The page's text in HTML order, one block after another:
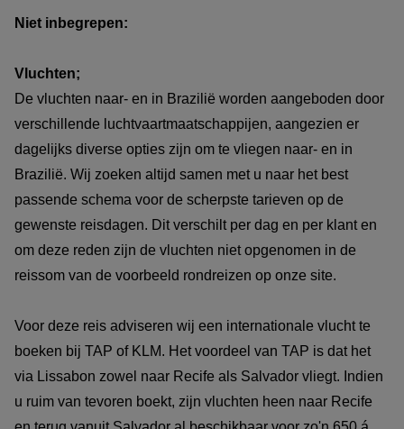
Niet inbegrepen:
Vluchten;
De vluchten naar- en in Brazilië worden aangeboden door
verschillende luchtvaartmaatschappijen, aangezien er
dagelijks diverse opties zijn om te vliegen naar- en in
Brazilië. Wij zoeken altijd samen met u naar het best
passende schema voor de scherpste tarieven op de
gewenste reisdagen. Dit verschilt per dag en per klant en
om deze reden zijn de vluchten niet opgenomen in de
reissom van de voorbeeld rondreizen op onze site.
Voor deze reis adviseren wij een internationale vlucht te
boeken bij TAP of KLM. Het voordeel van TAP is dat het
via Lissabon zowel naar Recife als Salvador vliegt. Indien
u ruim van tevoren boekt, zijn vluchten heen naar Recife